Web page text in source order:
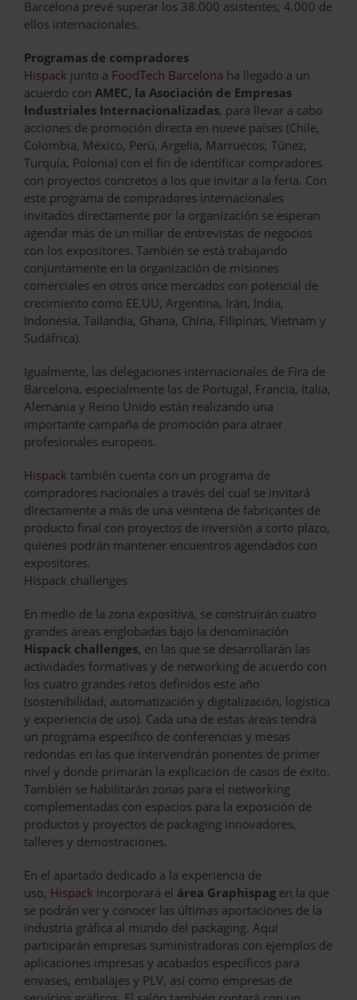
Barcelona prevé superar los 38.000 asistentes, 4.000 de
ellos internacionales.
Programas de compradores
Hispack junto a FoodTech Barcelona ha llegado a un
acuerdo con AMEC, la Asociación de Empresas
Industriales Internacionalizadas, para llevar a cabo
acciones de promoción directa en nueve países (Chile,
Colombia, México, Perú, Argelia, Marruecos, Túnez,
Turquía, Polonia) con el fin de identificar compradores
con proyectos concretos a los que invitar a la feria. Con
este programa de compradores internacionales
invitados directamente por la organización se esperan
agendar más de un millar de entrevistas de negocios
con los expositores. También se está trabajando
conjuntamente en la organización de misiones
comerciales en otros once mercados con potencial de
crecimiento como EE.UU, Argentina, Irán, India,
Indonesia, Tailandia, Ghana, China, Filipinas, Vietnam y
Sudáfrica).
Igualmente, las delegaciones internacionales de Fira de
Barcelona, especialmente las de Portugal, Francia, Italia,
Alemania y Reino Unido están realizando una
importante campaña de promoción para atraer
profesionales europeos.
Hispack también cuenta con un programa de
compradores nacionales a través del cual se invitará
directamente a más de una veintena de fabricantes de
producto final con proyectos de inversión a corto plazo,
quienes podrán mantener encuentros agendados con
expositores.
Hispack challenges
En medio de la zona expositiva, se construirán cuatro
grandes áreas englobadas bajo la denominación
Hispack challenges, en las que se desarrollarán las
actividades formativas y de networking de acuerdo con
los cuatro grandes retos definidos este año
(sostenibilidad, automatización y digitalización, logística
y experiencia de uso). Cada una de estas áreas tendrá
un programa específico de conferencias y mesas
redondas en las que intervendrán ponentes de primer
nivel y donde primarán la explicación de casos de éxito.
También se habilitarán zonas para el networking
complementadas con espacios para la exposición de
productos y proyectos de packaging innovadores,
talleres y demostraciones.
En el apartado dedicado a la experiencia de
uso, Hispack incorporará el área Graphispag en la que
se podrán ver y conocer las últimas aportaciones de la
industria gráfica al mundo del packaging. Aquí
participarán empresas suministradoras con ejemplos de
aplicaciones impresas y acabados específicos para
envases, embalajes y PLV, así como empresas de